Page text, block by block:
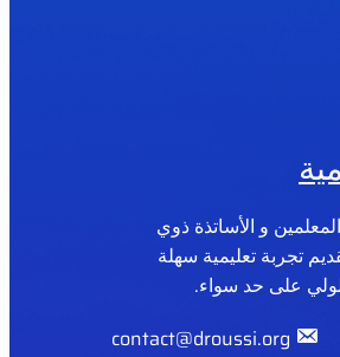
و الأساتذة ذوي
تجربة تعليمية سهلة
على حد سواء.